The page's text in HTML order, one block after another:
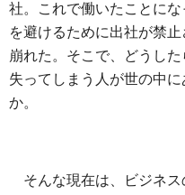
社。これで働いたことに
を避けるために出社が禁
崩れた。そこで、どうし
失ってしまう人が世の中
か。
そんな現在は、ビジネ